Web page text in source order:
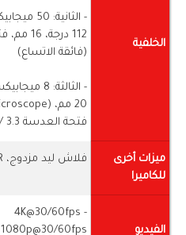
الخلفية
- الثانية: 50 ميجابيكسل
112 درجة، 16 مم، فتحة العدسة f / 2.2
(فائقة الاتساع)
- الثالثة: 8 ميجابيكسل
20 مم، (microscope)
فتحة العدسة f / 3.3
ميزات أخرى
للكاميرا
فلاش ليد مزدوج، HDR، بانوراما
الفيديو
- 4K@30/60fps
1080p@30/60fps